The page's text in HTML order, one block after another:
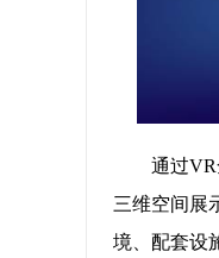
通过
三维空间展
境、配套设